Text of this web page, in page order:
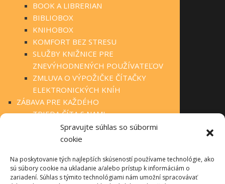
Spravujte súhlas so súbormi
cookie
Na poskytovanie tých najlepších skúseností používame technológie, ako
sú súbory cookie na ukladanie a/alebo prístup k informáciám o
zariadení. Súhlas s týmito technológiami nám umožní spracovávať
BOOK A LIBRERIAN
BIBLIOBOX
KNIHOBOX
KOMFORT BEZ STRESU
SLUŽBY KNIŽNICE PRE
ZNEVÝHODNENÝCH POUŽÍVATEĽOV
ZMLUVA O VÝPOŽIČKE ČÍTAČKY
ELEKTRONICKÝCH KNÍH
ZÁBAVA PRE KAŽDÉHO
TRIEDA ČÍTA S NAMI
KLUBOVÁ ČINNOSŤ
STÁLA PONUKA
OBECNÉ KNIŽNICE
MANIFEST O VEREJNÝCH KNIŽNICIACH